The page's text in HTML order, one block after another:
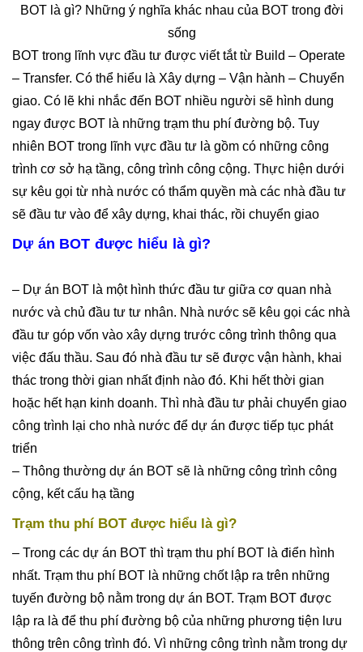
BOT là gì? Những ý nghĩa khác nhau của BOT trong đời
sống
BOT trong lĩnh vực đầu tư được viết tắt từ Build – Operate
– Transfer. Có thể hiểu là Xây dựng – Vận hành – Chuyển
giao. Có lẽ khi nhắc đến BOT nhiều người sẽ hình dung
ngay được BOT là những trạm thu phí đường bộ. Tuy
nhiên BOT trong lĩnh vực đầu tư là gồm có những công
trình cơ sở hạ tầng, công trình công cộng. Thực hiện dưới
sự kêu gọi từ nhà nước có thẩm quyền mà các nhà đầu tư
sẽ đầu tư vào để xây dựng, khai thác, rồi chuyển giao
Dự án BOT được hiểu là gì?
– Dự án BOT là một hình thức đầu tư giữa cơ quan nhà
nước và chủ đầu tư tư nhân. Nhà nước sẽ kêu gọi các nhà
đầu tư góp vốn vào xây dựng trước công trình thông qua
việc đấu thầu. Sau đó nhà đầu tư sẽ được vận hành, khai
thác trong thời gian nhất định nào đó. Khi hết thời gian
hoặc hết hạn kinh doanh. Thì nhà đầu tư phải chuyển giao
công trình lại cho nhà nước để dự án được tiếp tục phát
triển
– Thông thường dự án BOT sẽ là những công trình công
cộng, kết cấu hạ tầng
Trạm thu phí BOT được hiểu là gì?
– Trong các dự án BOT thì trạm thu phí BOT là điển hình
nhất. Trạm thu phí BOT là những chốt lập ra trên những
tuyến đường bộ nằm trong dự án BOT. Trạm BOT được
lập ra là để thu phí đường bộ của những phương tiện lưu
thông trên công trình đó. Vì những công trình nằm trong dự